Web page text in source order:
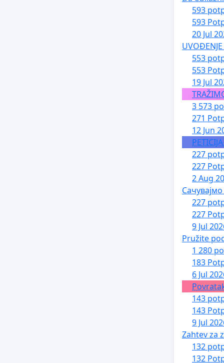
593
593
20 Jul
553
553
19 Jul
3 573
271
12 Jun
227
227
2 Aug
227
227
9 Jul
Pružite
1 280
183
6 Jul
143
143
9 Jul
Zahtev za
132
132